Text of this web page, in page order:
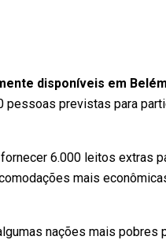
disponíveis em
pessoas previstas para
6.000 leitos extras
mais
nações mais pobres